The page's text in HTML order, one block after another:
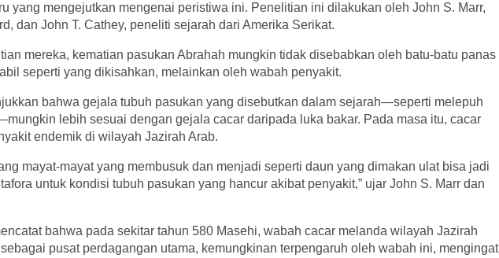
yang mengejutkan mengenai peristiwa ini. Penelitian ini dilakukan oleh John S. Marr,
dan John T. Cathey, peneliti sejarah dari Amerika Serikat.
mereka, kematian pasukan Abrahah mungkin tidak disebabkan oleh batu-batu panas
seperti yang dikisahkan, melainkan oleh wabah penyakit.
bahwa gejala tubuh pasukan yang disebutkan dalam sejarah—seperti melepuh
lebih sesuai dengan gejala cacar daripada luka bakar. Pada masa itu, cacar
endemik di wilayah Jazirah Arab.
mayat-mayat yang membusuk dan menjadi seperti daun yang dimakan ulat bisa jadi
untuk kondisi tubuh pasukan yang hancur akibat penyakit,” ujar John S. Marr dan
bahwa pada sekitar tahun 580 Masehi, wabah cacar melanda wilayah Jazirah
pusat perdagangan utama, kemungkinan terpengaruh oleh wabah ini, mengingat